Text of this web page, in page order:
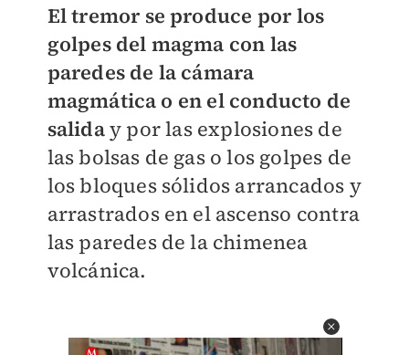
El tremor se produce por los
golpes del magma con las
paredes de la cámara
magmática o en el conducto de
saliday por las explosiones de
las bolsas de gas o los golpes de
los bloques sólidos arrancados y
arrastrados en el ascenso contra
las paredes de la chimenea
volcánica.